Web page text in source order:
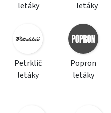
letáky
letáky
Petrklíč
letáky
Popron
letáky